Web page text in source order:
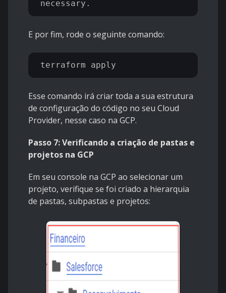
E por fim, rode o seguinte comando:
Esse comando irá criar toda a sua estrutura
de configuração do código no seu Cloud
Provider, nesse caso na GCP.
Passo 7: Verificando a criação de pastas e
projetos na GCP
Em seu console na GCP ao selecionar um
projeto, verifique se foi criado a hierarquia
de pastas, subpastas e projetos: